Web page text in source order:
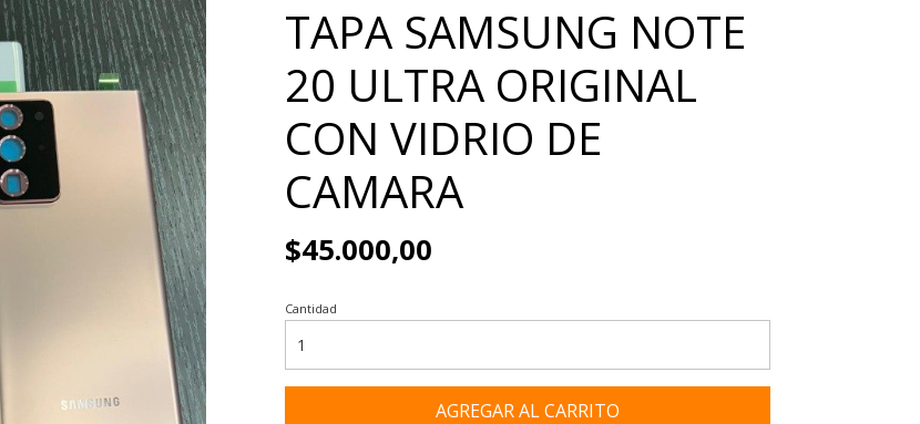
TAPA SAMSUNG NOTE
20 ULTRA ORIGINAL
CON VIDRIO DE
CAMARA
$45.000,00
Cantidad
AGREGAR AL CARRITO